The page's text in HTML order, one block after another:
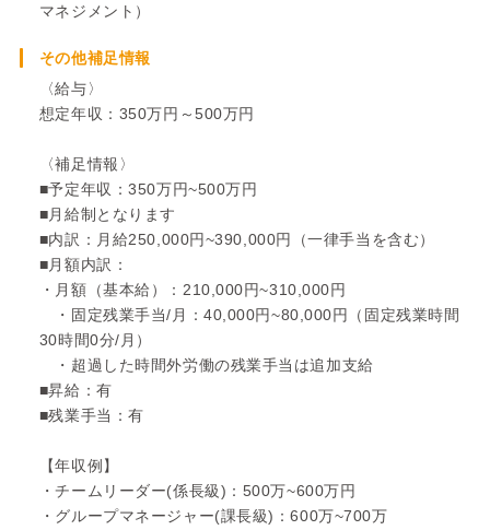
マネジメント）
その他補足情報
〈給与〉
想定年収：350万円～500万円
〈補足情報〉
■予定年収：350万円~500万円
■月給制となります
■内訳：月給250,000円~390,000円（一律手当を含む）
■月額内訳：
・月額（基本給）：210,000円~310,000円
・固定残業手当/月：40,000円~80,000円（固定残業時間
30時間0分/月）
・超過した時間外労働の残業手当は追加支給
■昇給：有
■残業手当：有
【年収例】
・チームリーダー(係長級)：500万~600万円
・グループマネージャー(課長級)：600万~700万